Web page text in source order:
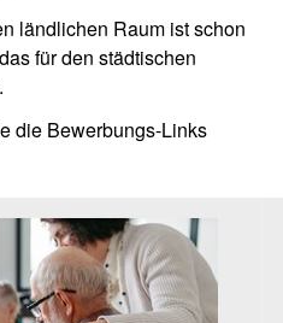
ländlichen Raum ist schon
für den städtischen
die Bewerbungs-Links